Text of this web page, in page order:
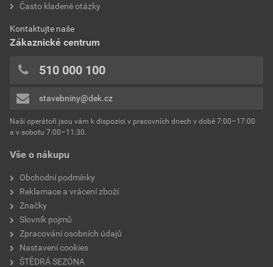
bez DPH za kg
Dokumenty výrobce
Environmentální prohlášení výrobku
Stáhnout
Velikost
spotřeba
výrobce
typ
reakce na oheň
součinitel tepelné vodivosti0,8 W/mK
teplota zpracování
hmotnost
typ výrobku
faktor difuzního odporu
materiálová báze
Přidávat hodnocení může pouze přihlášený uživatel.
Vše o nákupu
Obchodní podmínky
Reklamace a vrácení zboží
Značky
Slovník pojmů
Zpracování osobních údajů
Nastavení cookies
ŠTĚDRÁ SEZÓNA
Často kladené otázky
Kontaktujte naše
Zákaznické centrum
510 000 100
stavebniny@dek.cz
Naši operátoři jsou vám k dispozici v pracovních dnech v době 7:00–17:00
a v sobotu 7:00–11:30.